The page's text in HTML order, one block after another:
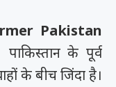
Pakistan
पाकिस्तान के पूर्व
के बीच जिंदा है।